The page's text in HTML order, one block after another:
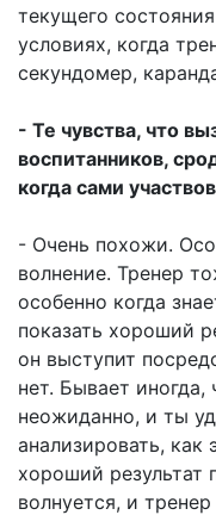
текущего
условиях, когда
секундомер,
- Те чувства, что
воспитанников,
когда сами
- Очень похожи.
волнение. Тренер
особенно когда
показать хороший
он выступит
нет. Бывает иногда,
неожиданно, и ты
анализировать, как
хороший результат
волнуется, и